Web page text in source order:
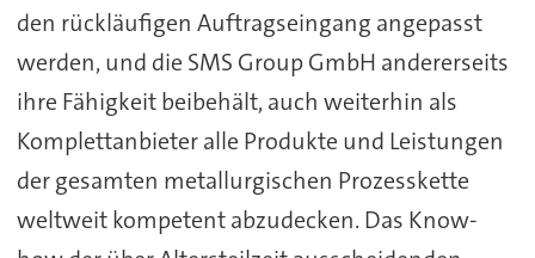
den rückläufigen Auftragseingang angepasst
werden, und die SMS Group GmbH andererseits
ihre Fähigkeit beibehält, auch weiterhin als
Komplettanbieter alle Produkte und Leistungen
der gesamten metallurgischen Prozesskette
weltweit kompetent abzudecken. Das Know-